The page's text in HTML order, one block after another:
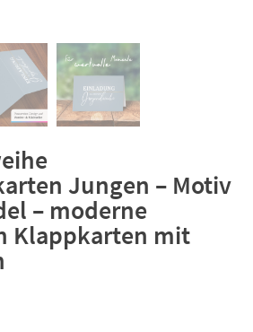
Jungen – Motiv
– moderne
Klappkarten mit